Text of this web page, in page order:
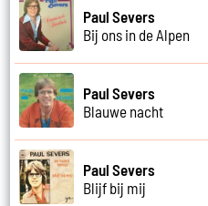
Paul Severs
Bij ons in de Alpen
Paul Severs
Blauwe nacht
Paul Severs
Blijf bij mij